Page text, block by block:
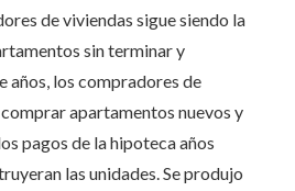
de viviendas sigue siendo la
sin terminar y
años, los compradores de
apartamentos nuevos y
pagos de la hipoteca años
las unidades. Se produjo